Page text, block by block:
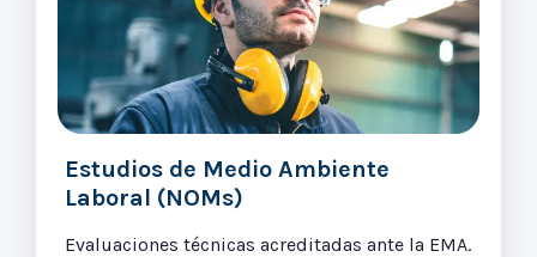
Estudios de Medio Ambiente
Laboral (NOMs)
Evaluaciones técnicas acreditadas ante la EMA.